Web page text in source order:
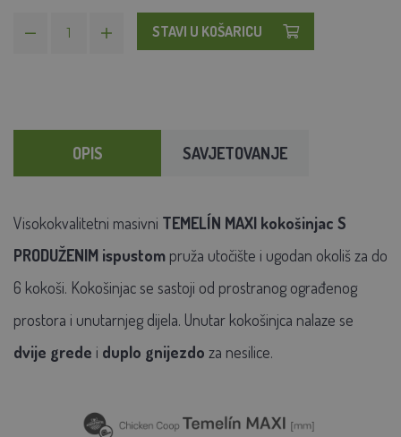
STAVI U KOŠARICU
OPIS SAVJETOVANJE
Visokokvalitetni masivni TEMELÍN MAXI kokošinjac S
PRODUŽENIM ispustom pruža utočište i ugodan okoliš za do
6 kokoši. Kokošinjac se sastoji od prostranog ograđenog
prostora i unutarnjeg dijela. Unutar kokošinjca nalaze se
dvije grede i duplo gnijezdo za nesilice.